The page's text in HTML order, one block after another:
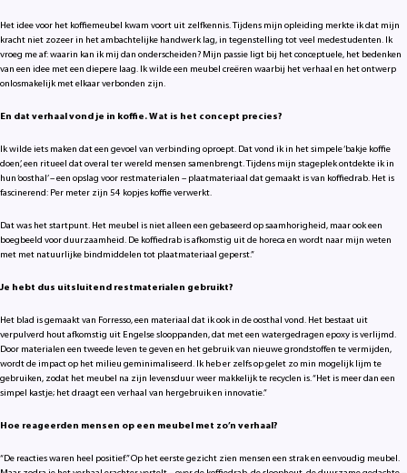
Het idee voor het koffiemeubel kwam voort uit zelfkennis. Tijdens mijn opleiding merkte ik dat mijn
kracht niet zozeer in het ambachtelijke handwerk lag, in tegenstelling tot veel medestudenten. Ik
vroeg me af: waarin kan ik mij dan onderscheiden? Mijn passie ligt bij het conceptuele, het bedenken
van een idee met een diepere laag. Ik wilde een meubel creëren waarbij het verhaal en het ontwerp
onlosmakelijk met elkaar verbonden zijn.
En dat verhaal vond je in koffie. Wat is het concept precies?
Ik wilde iets maken dat een gevoel van verbinding oproept. Dat vond ik in het simpele ‘bakje koffie
doen’, een ritueel dat overal ter wereld mensen samenbrengt. Tijdens mijn stageplek ontdekte ik in
hun ‘oosthal’ – een opslag voor restmaterialen – plaatmateriaal dat gemaakt is van koffiedrab. Het is
fascinerend: Per meter zijn 54 kopjes koffie verwerkt.
Dat was het startpunt. Het meubel is niet alleen een gebaseerd op saamhorigheid, maar ook een
boegbeeld voor duurzaamheid. De koffiedrab is afkomstig uit de horeca en wordt naar mijn weten
met met natuurlijke bindmiddelen tot plaatmateriaal geperst.”
Je hebt dus uitsluitend restmaterialen gebruikt?
Het blad is gemaakt van Forresso, een materiaal dat ik ook in de oosthal vond. Het bestaat uit
verpulverd hout afkomstig uit Engelse slooppanden, dat met een watergedragen epoxy is verlijmd.
Door materialen een tweede leven te geven en het gebruik van nieuwe grondstoffen te vermijden,
wordt de impact op het milieu geminimaliseerd. Ik heb er zelfs op gelet zo min mogelijk lijm te
gebruiken, zodat het meubel na zijn levensduur weer makkelijk te recyclen is. “Het is meer dan een
simpel kastje; het draagt een verhaal van hergebruik en innovatie.”
Hoe reageerden mensen op een meubel met zo’n verhaal?
“De reacties waren heel positief.” Op het eerste gezicht zien mensen een strak en eenvoudig meubel.